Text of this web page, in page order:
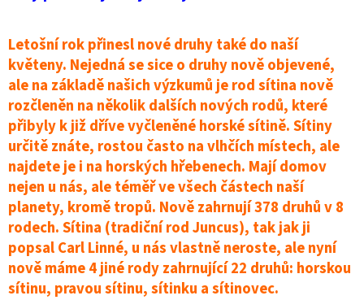
Letošní rok přinesl nové druhy také do naší
květeny. Nejedná se sice o druhy nově objevené,
ale na základě našich výzkumů je rod sítina nově
rozčleněn na několik dalších nových rodů, které
přibyly k již dříve vyčleněné horské sítině. Sítiny
určitě znáte, rostou často na vlhčích místech, ale
najdete je i na horských hřebenech. Mají domov
nejen u nás, ale téměř ve všech částech naší
planety, kromě tropů. Nově zahrnují 378 druhů v 8
rodech. Sítina (tradiční rod Juncus), tak jak ji
popsal Carl Linné, u nás vlastně neroste, ale nyní
nově máme 4 jiné rody zahrnující 22 druhů: horskou
sítinu, pravou sítinu, sítinku a sítinovec.